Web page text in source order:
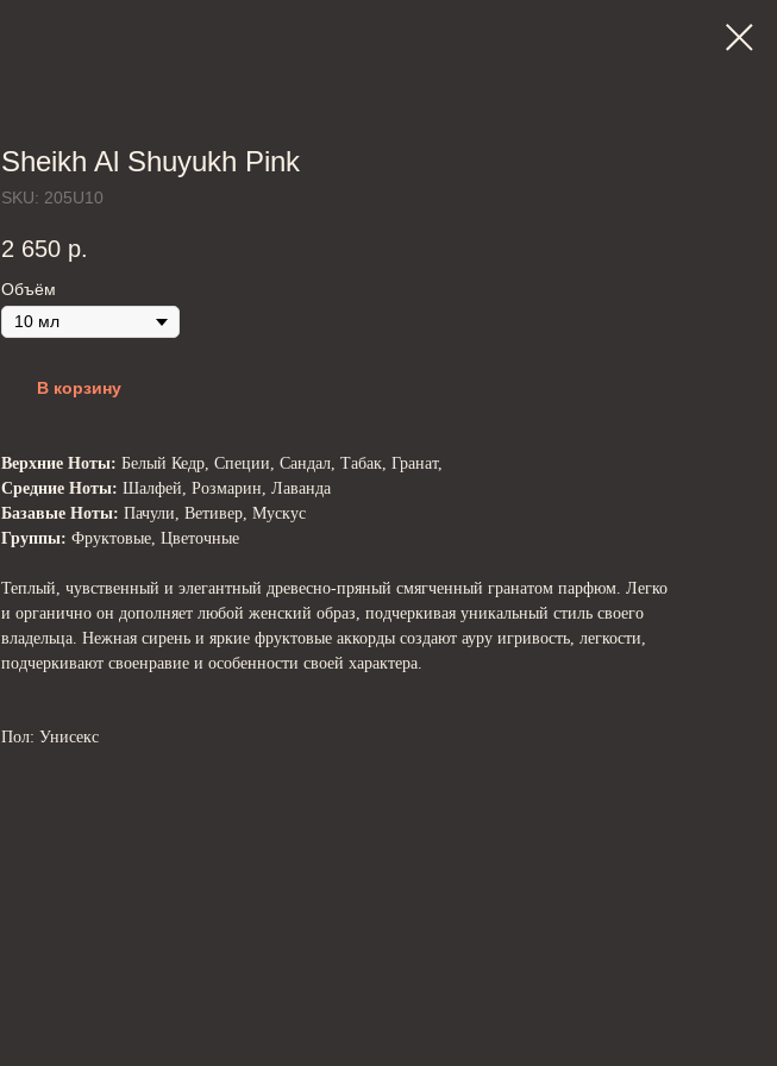
Sheikh Al Shuyukh Pink
SKU: 205U10
2 650 р.
Объём
В корзину
Верхние Ноты: Белый Кедр, Специи, Сандал, Табак, Гранат,
Средние Ноты: Шалфей, Розмарин, Лаванда
Базавые Ноты: Пачули, Ветивер, Мускус
Группы: Фруктовые, Цветочные
Теплый, чувственный и элегантный древесно-пряный смягченный гранатом парфюм. Легко
и органично он дополняет любой женский образ, подчеркивая уникальный стиль своего
владельца. Нежная сирень и яркие фруктовые аккорды создают ауру игривость, легкости,
подчеркивают своенравие и особенности своей характера.
Пол: Унисекс